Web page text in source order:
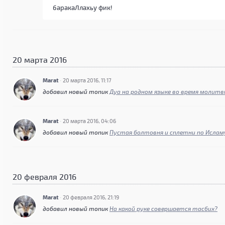
баракаЛлахьу фик!
20 марта 2016
Marat · 20 марта 2016, 11:17
добавил новый топик Дуа на родном языке во время
Marat · 20 марта 2016, 04:06
добавил новый топик Пустая болтовня и сплетни по
20 февраля 2016
Marat · 20 февраля 2016, 21:19
добавил новый топик На какой руке совершается тасбих?